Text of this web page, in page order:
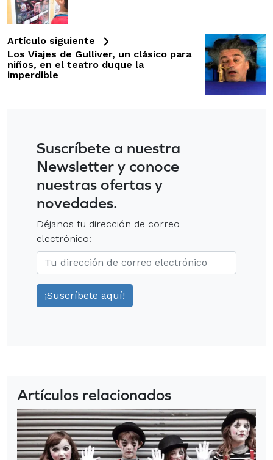
Artículo siguiente
Los Viajes de Gulliver, un clásico para
niños, en el teatro duque la
imperdible
Suscríbete a nuestra
Newsletter y conoce
nuestras ofertas y
novedades.
Déjanos tu dirección de correo
electrónico:
Artículos relacionados